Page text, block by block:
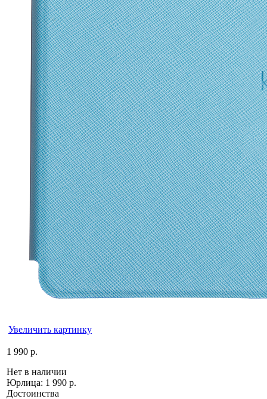
Увеличить картинку
1 990 р.
Нет в наличии
Юрлица: 1 990 р.
Достоинства